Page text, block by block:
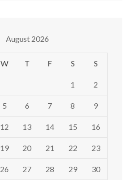
August 2026
W T F S S
1 2
5 6 7 8 9
12 13 14 15 16
19 20 21 22 23
26 27 28 29 30